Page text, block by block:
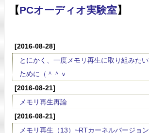
【PCオーディオ実験室】
[2016-08-28]
とにかく、一度メモリ再生に取り組みた
ために（＾＾ｖ
[2016-08-21]
メモリ再生再論
[2016-08-21]
メモリ再生（13）~RTカーネルバージョ